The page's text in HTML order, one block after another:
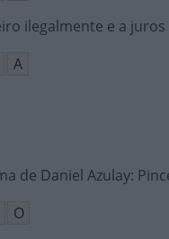
ilegalmente e a juros
A
de Daniel Azulay: Pincel
O